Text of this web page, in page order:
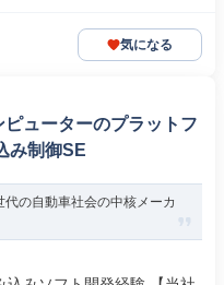
気になる
ピューターのプラットフ
み制御SE
の自動車社会の中核メーカ